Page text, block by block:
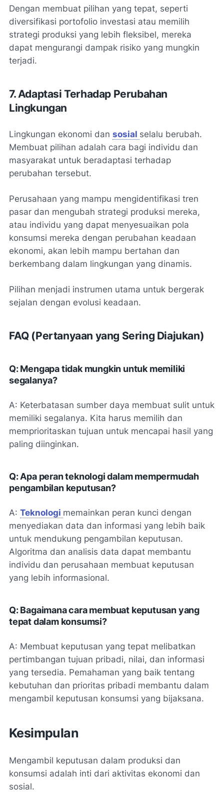
Dengan membuat pilihan yang tepat, seperti
diversifikasi portofolio investasi atau memilih
strategi produksi yang lebih fleksibel, mereka
dapat mengurangi dampak risiko yang mungkin
terjadi.
7. Adaptasi Terhadap Perubahan
Lingkungan
Lingkungan ekonomi dan sosial selalu berubah.
Membuat pilihan adalah cara bagi individu dan
masyarakat untuk beradaptasi terhadap
perubahan tersebut.
Perusahaan yang mampu mengidentifikasi tren
pasar dan mengubah strategi produksi mereka,
atau individu yang dapat menyesuaikan pola
konsumsi mereka dengan perubahan keadaan
ekonomi, akan lebih mampu bertahan dan
berkembang dalam lingkungan yang dinamis.
Pilihan menjadi instrumen utama untuk bergerak
sejalan dengan evolusi keadaan.
FAQ (Pertanyaan yang Sering Diajukan)
Q: Mengapa tidak mungkin untuk memiliki
segalanya?
A: Keterbatasan sumber daya membuat sulit untuk
memiliki segalanya. Kita harus memilih dan
memprioritaskan tujuan untuk mencapai hasil yang
paling diinginkan.
Q: Apa peran teknologi dalam mempermudah
pengambilan keputusan?
A: Teknologi memainkan peran kunci dengan
menyediakan data dan informasi yang lebih baik
untuk mendukung pengambilan keputusan.
Algoritma dan analisis data dapat membantu
individu dan perusahaan membuat keputusan
yang lebih informasional.
Q: Bagaimana cara membuat keputusan yang
tepat dalam konsumsi?
A: Membuat keputusan yang tepat melibatkan
pertimbangan tujuan pribadi, nilai, dan informasi
yang tersedia. Pemahaman yang baik tentang
kebutuhan dan prioritas pribadi membantu dalam
mengambil keputusan konsumsi yang bijaksana.
Kesimpulan
Mengambil keputusan dalam produksi dan
konsumsi adalah inti dari aktivitas ekonomi dan
sosial.